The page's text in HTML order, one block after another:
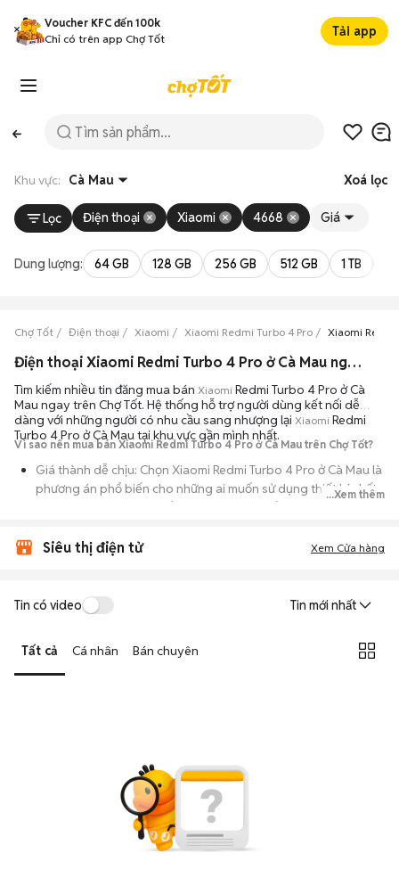
Voucher KFC đến 100k
Chỉ có trên app Chợ Tốt
Tải app
Khu vực: Cà Mau Xoá lọc
Lọc Điện thoại Xiaomi 4668 Giá
Dung lượng: 64 GB 128 GB 256 GB 512 GB 1 TB
Chợ Tốt Điện thoại Xiaomi Xiaomi Redmi Turbo 4 Pro Xiaomi Redmi
Điện thoại Xiaomi Redmi Turbo 4 Pro ở Cà Mau ngoại hình đẹp
Tìm kiếm nhiều tin đăng mua bán Xiaomi Redmi Turbo 4 Pro ở Cà
Mau ngay trên Chợ Tốt. Hệ thống hỗ trợ người dùng kết nối dễ
dàng với những người có nhu cầu sang nhượng lại Xiaomi Redmi
Turbo 4 Pro ở Cà Mau tại khu vực gần mình nhất.
Vì sao nên mua bán Xiaomi Redmi Turbo 4 Pro ở Cà Mau trên Chợ Tốt?
Giá thành dễ chịu: Chọn Xiaomi Redmi Turbo 4 Pro ở Cà Mau là
phương án phổ biến cho những ai muốn sử dụng thiết bị chất
lượng nhưng không muốn chi trả mức giá đắt đỏ của máy mới.
Cà Mau từ người dùng cá nhân thanh lý hoặc cửa hàng, với đầy
An tâm kiểm tra máy: Cơ chế mua bán hẹn gặp mặt giúp bạn
...Xem thêm
Siêu thị điện tử Xem Cửa hàng
Tin có video Tin mới nhất
Tất cả Cá nhân Bán chuyên